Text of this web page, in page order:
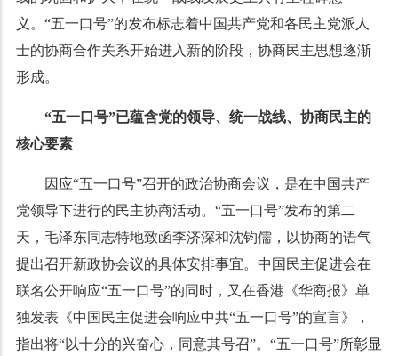
义。“五一口号”的发布标志着中国共产党和各民主党派人
士的协商合作关系开始进入新的阶段，协商民主思想逐渐
形成。
“五一口号”已蕴含党的领导、统一战线、协商民主的
核心要素
因应“五一口号”召开的政治协商会议，是在中国共产
党领导下进行的民主协商活动。“五一口号”发布的第二
天，毛泽东同志特地致函李济深和沈钧儒，以协商的语气
提出召开新政协会议的具体安排事宜。中国民主促进会在
联名公开响应“五一口号”的同时，又在香港《华商报》单
独发表《中国民主促进会响应中共“五一口号”的宣言》，
指出将“以十分的兴奋心，同意其号召”。“五一口号”所彰显